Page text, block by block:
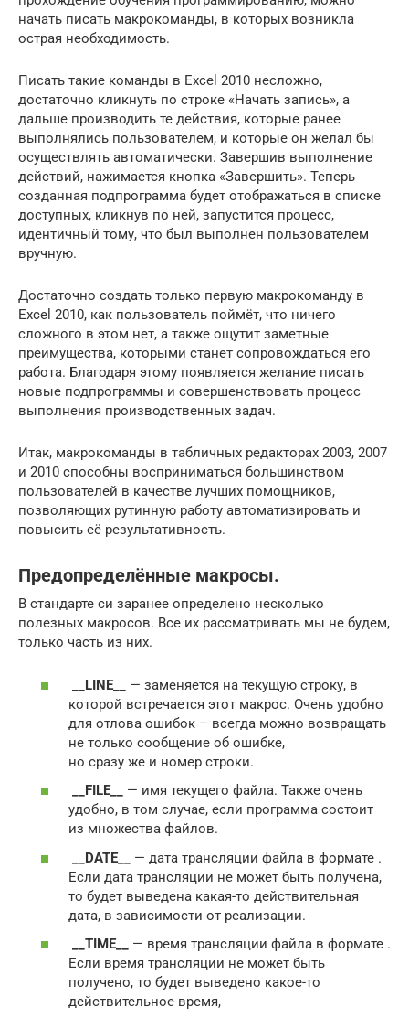
начать писать макрокоманды, в которых возникла
острая необходимость.
Писать такие команды в Excel 2010 несложно,
достаточно кликнуть по строке «Начать запись», а
дальше производить те действия, которые ранее
выполнялись пользователем, и которые он желал бы
осуществлять автоматически. Завершив выполнение
действий, нажимается кнопка «Завершить». Теперь
созданная подпрограмма будет отображаться в списке
доступных, кликнув по ней, запустится процесс,
идентичный тому, что был выполнен пользователем
вручную.
Достаточно создать только первую макрокоманду в
Excel 2010, как пользователь поймёт, что ничего
сложного в этом нет, а также ощутит заметные
преимущества, которыми станет сопровождаться его
работа. Благодаря этому появляется желание писать
новые подпрограммы и совершенствовать процесс
выполнения производственных задач.
Итак, макрокоманды в табличных редакторах 2003, 2007
и 2010 способны восприниматься большинством
пользователей в качестве лучших помощников,
позволяющих рутинную работу автоматизировать и
повысить её результативность.
Предопределённые макросы.
В стандарте си заранее определено несколько
полезных макросов. Все их рассматривать мы не будем,
только часть из них.
__LINE__
— заменяется на текущую строку, в
которой встречается этот макрос. Очень удобно
для отлова ошибок – всегда можно возвращать
не только сообщение об ошибке,
но сразу же и номер строки.
__FILE__
— имя текущего файла. Также очень
удобно, в том случае, если программа состоит
из множества файлов.
__DATE__
— дата трансляции файла в формате .
Если дата трансляции не может быть получена,
то будет выведена какая-то действительная
дата, в зависимости от реализации.
__TIME__
— время трансляции файла в формате .
Если время трансляции не может быть
получено, то будет выведено какое-то
действительное время,